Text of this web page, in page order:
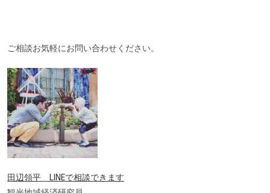
ご相談お気軽にお問い合わせください。
田辺領平 LINEで相談できます